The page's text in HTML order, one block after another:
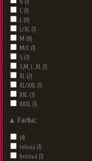
C (1)
L (8)
L/XL (1)
M (8)
M/L (1)
S (3)
S,M, L ,XL (1)
XL (2)
XL/XXL (1)
XXL (3)
XXXL (1)
▲ Farba:
(4)
telová (1)
bežová (1)